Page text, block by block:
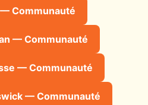
Communauté
— Communauté
— Communauté
— Communauté